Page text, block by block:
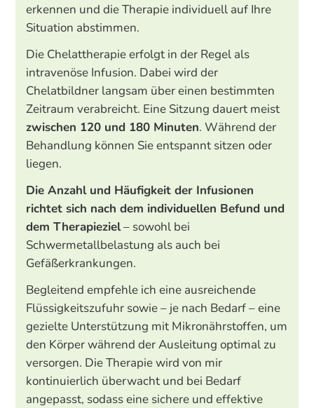
erkennen und die Therapie individuell auf Ihre
Situation abstimmen.
Die Chelattherapie erfolgt in der Regel als
intravenöse Infusion. Dabei wird der
Chelatbildner langsam über einen bestimmten
Zeitraum verabreicht. Eine Sitzung dauert meist
zwischen 120 und 180 Minuten. Während der
Behandlung können Sie entspannt sitzen oder
liegen.
Die Anzahl und Häufigkeit der Infusionen
richtet sich nach dem individuellen Befund und
dem Therapieziel– sowohl bei
Schwermetallbelastung als auch bei
Gefäßerkrankungen.
Begleitend empfehle ich eine ausreichende
Flüssigkeitszufuhr sowie – je nach Bedarf – eine
gezielte Unterstützung mit Mikronährstoffen, um
den Körper während der Ausleitung optimal zu
versorgen. Die Therapie wird von mir
kontinuierlich überwacht und bei Bedarf
angepasst, sodass eine sichere und effektive